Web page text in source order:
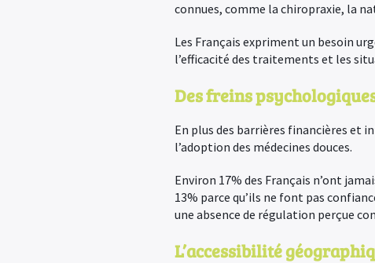
connues, comme la chiropraxie, la
Les Français expriment un besoin
l’efficacité des traitements et les
Des freins
En plus des barrières financières et
l’adoption des médecines douces.
Environ 17% des Français n’ont
13% parce qu’ils ne font pas
une absence de régulation perçue
L’accessibilité